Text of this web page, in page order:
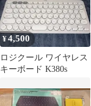
¥4,500
ロジクール ワイヤレス
キーボード K380s